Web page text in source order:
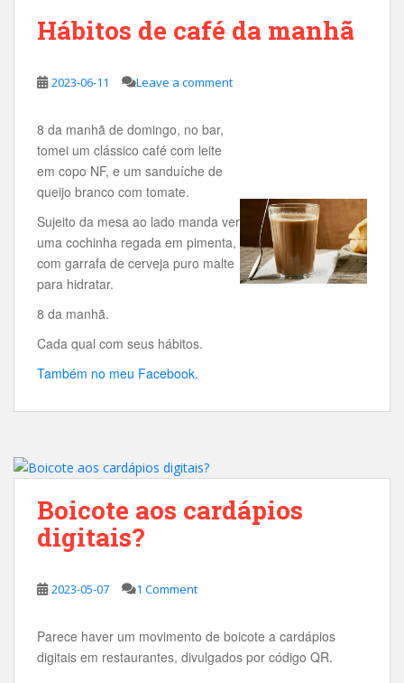
Hábitos de café da manhã
2023-06-11 Leave a comment
8 da manhã de domingo, no bar,
tomei um clássico café com leite
em copo NF, e um sanduíche de
queijo branco com tomate.
Sujeito da mesa ao lado manda ver
uma cochinha regada em pimenta,
com garrafa de cerveja puro malte
para hidratar.
8 da manhã.
Cada qual com seus hábitos.
Também no meu Facebook.
Boicote aos cardápios
digitais?
2023-05-07 1 Comment
Parece haver um movimento de boicote a cardápios
digitais em restaurantes, divulgados por código QR.